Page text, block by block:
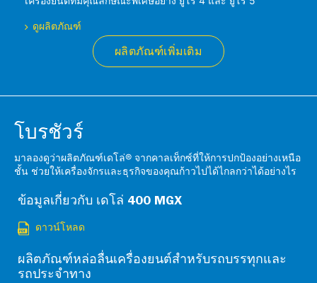
ดูผลิตภัณฑ์
ผลิตภัณฑ์เพิ่มเติม
โบรชัวร์
มาลองดูว่าผลิตภัณฑ์เดโล่® จากคาลเท็กซ์ที่ให้การปกป้องอย่างเหนือ
ชั้น ช่วยให้เครื่องจักรและธุรกิจของคุณก้าวไปได้ไกลกว่าได้อย่างไร
ข้อมูลเกี่ยวกับ เดโล่ 400 MGX
ดาวน์โหลด
ผลิตภัณฑ์หล่อลื่นเครื่องยนต์สำหรับรถบรรทุกและ
รถประจำทาง